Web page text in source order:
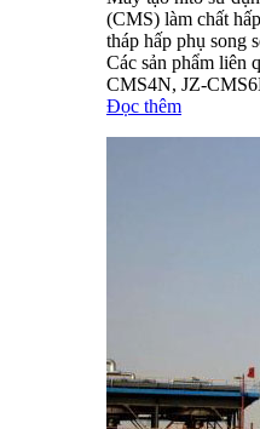
(CMS) làm chất
tháp hấp phụ song
Các sản phẩm liên
CMS4N, JZ-
Đọc thêm